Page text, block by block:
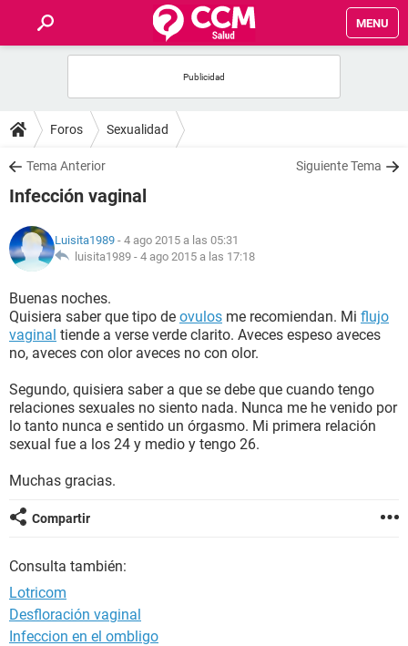
MENU
FOROS
SALUD
NUTRICIÓN
BIENESTAR
SEXUALIDAD
GLOSARIO
Foros Sexualidad
Tema Anterior Siguiente Tema
Infección vaginal
Luisita1989 - 4 ago 2015 a las 05:31
luisita1989 - 4 ago 2015 a las 17:18
Buenas noches.
Quisiera saber que tipo de ovulos me recomiendan. Mi flujo
vaginal tiende a verse verde clarito. Aveces espeso aveces
no, aveces con olor aveces no con olor.
Segundo, quisiera saber a que se debe que cuando tengo
relaciones sexuales no siento nada. Nunca me he venido por
lo tanto nunca e sentido un órgasmo. Mi primera relación
sexual fue a los 24 y medio y tengo 26.
Muchas gracias.
Compartir
Consulta también:
Lotricom
Desfloración vaginal
Infeccion en el ombligo